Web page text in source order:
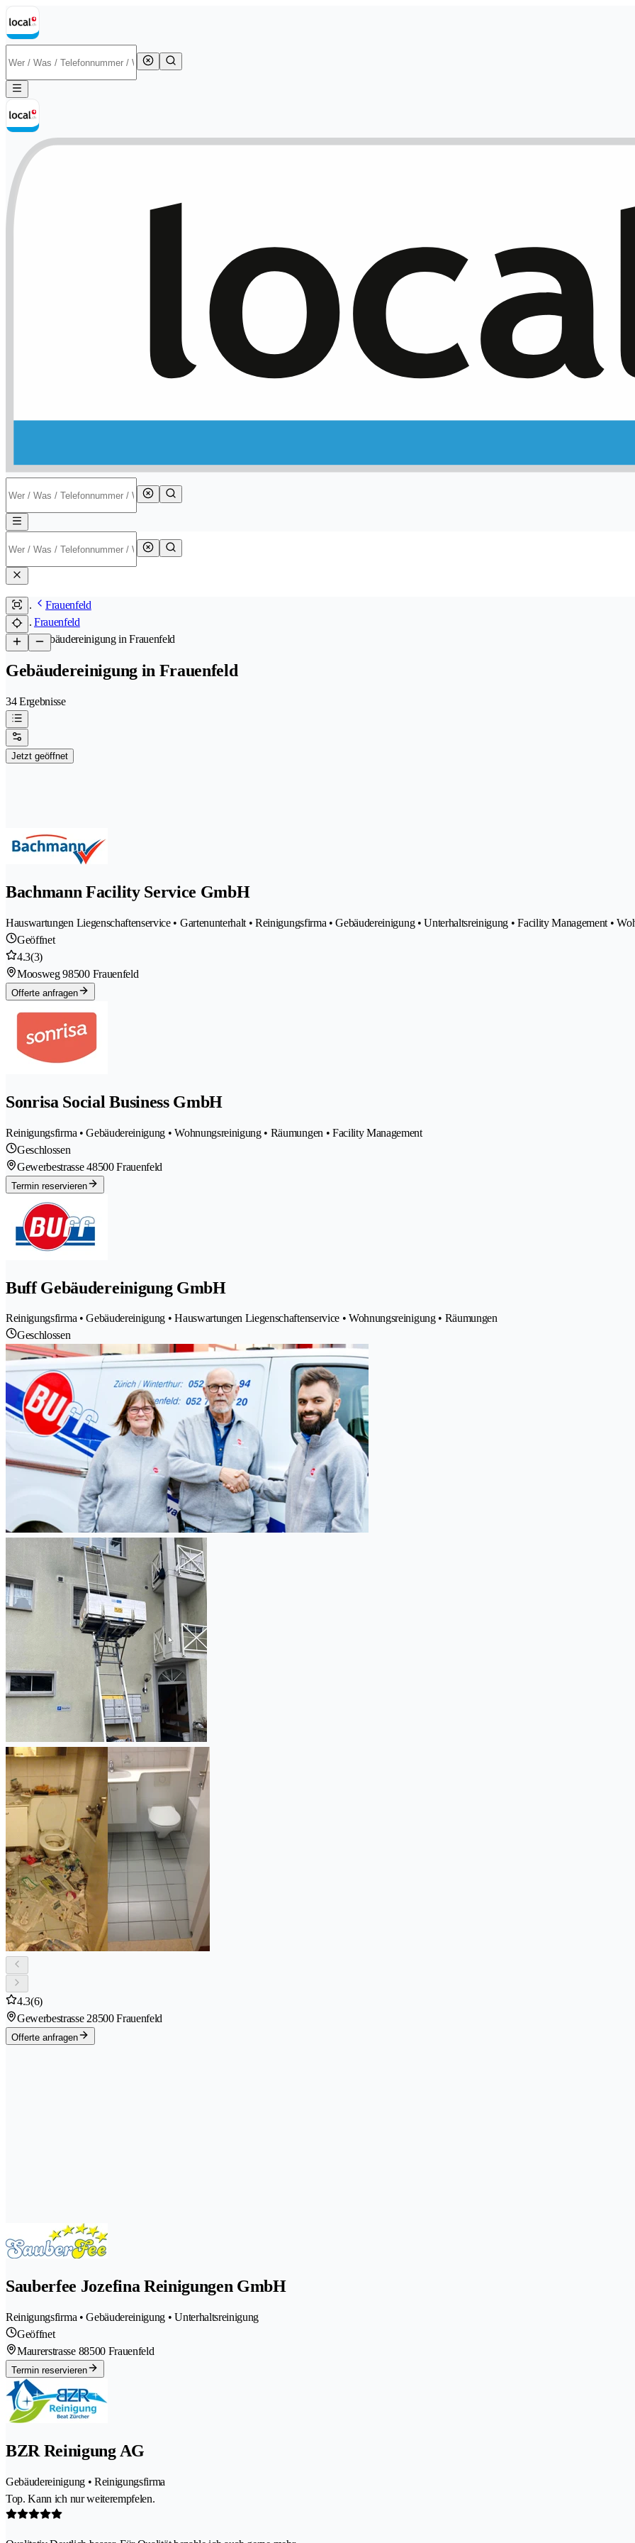
Frauenfeld
Frauenfeld
/Gebäudereinigung in Frauenfeld
Gebäudereinigung in Frauenfeld
34 Ergebnisse
Jetzt geöffnet
Bachmann Facility Service GmbH
Hauswartungen Liegenschaftenservice • Gartenunterhalt • Reinigungsfirma • Gebäudereinigung • Unterhaltsreinigung • Facility Management •
Geöffnet
4.3(3)
Moosweg 98500 Frauenfeld
Offerte anfragen
Sonrisa Social Business GmbH
Reinigungsfirma • Gebäudereinigung • Wohnungsreinigung • Räumungen • Facility Management
Geschlossen
Gewerbestrasse 48500 Frauenfeld
Termin reservieren
Buff Gebäudereinigung GmbH
Reinigungsfirma • Gebäudereinigung • Hauswartungen Liegenschaftenservice • Wohnungsreinigung • Räumungen
Geschlossen
4.3(6)
Gewerbestrasse 28500 Frauenfeld
Offerte anfragen
Sauberfee Jozefina Reinigungen GmbH
Reinigungsfirma • Gebäudereinigung • Unterhaltsreinigung
Geöffnet
Maurerstrasse 88500 Frauenfeld
Termin reservieren
BZR Reinigung AG
Gebäudereinigung • Reinigungsfirma
Top. Kann ich nur weiterempfelen.